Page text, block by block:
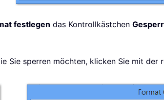
festlegen das Kontrollkästchen
Sie sperren möchten, klicken Sie mit